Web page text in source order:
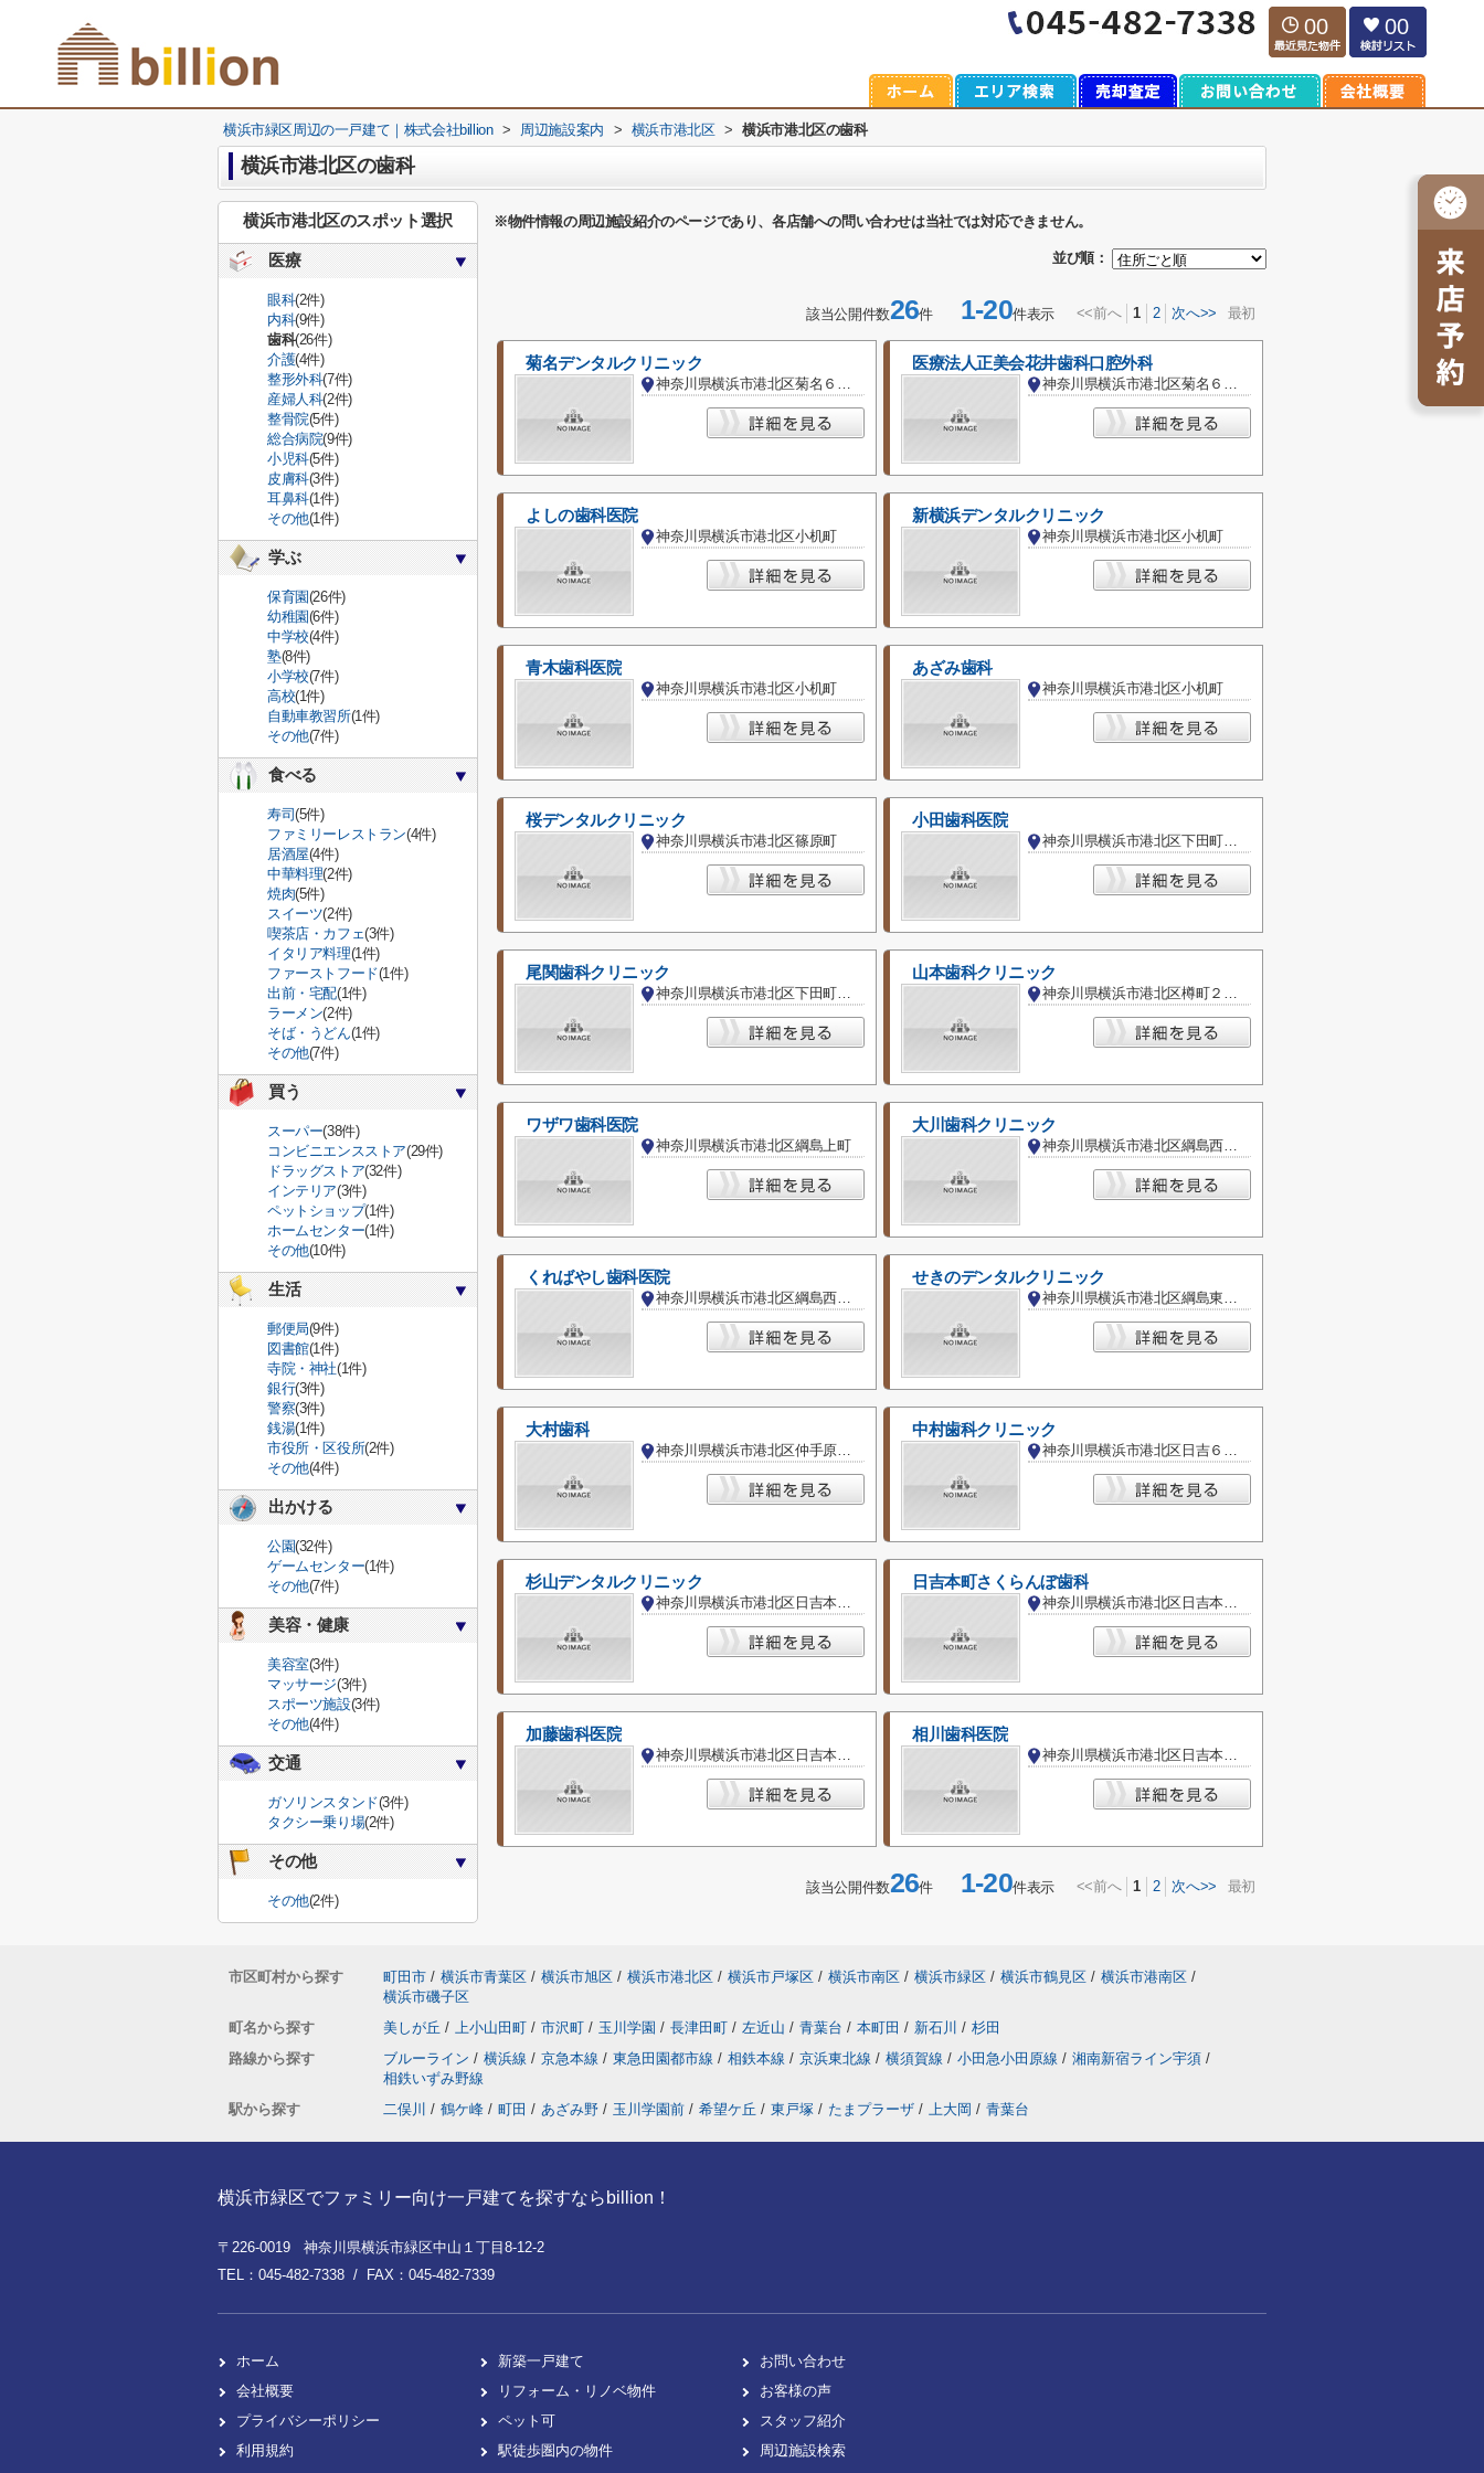
00 00
横浜市緑区周辺の一戸建て｜株式会社billion > 周辺施設案内 > 横浜市港北区 > 横浜市港北区の歯科
横浜市港北区の歯科
※物件情報の周辺施設紹介のページであり、各店舗への問い合わせは当社では対応できません。
並び順：
該当公開件数26件1-20件表示 <<前へ 1 2 次へ>> 最初
菊名デンタルクリニック
神奈川県横浜市港北区菊名６丁目
医療法人正美会花井歯科口腔外科
神奈川県横浜市港北区菊名６丁目
よしの歯科医院
神奈川県横浜市港北区小机町
新横浜デンタルクリニック
神奈川県横浜市港北区小机町
青木歯科医院
神奈川県横浜市港北区小机町
あざみ歯科
神奈川県横浜市港北区小机町
桜デンタルクリニック
神奈川県横浜市港北区篠原町
小田歯科医院
神奈川県横浜市港北区下田町２丁目
尾関歯科クリニック
神奈川県横浜市港北区下田町３丁目
山本歯科クリニック
神奈川県横浜市港北区樽町２丁目
ワザワ歯科医院
神奈川県横浜市港北区綱島上町
大川歯科クリニック
神奈川県横浜市港北区綱島西２丁目
くればやし歯科医院
神奈川県横浜市港北区綱島西３丁目
せきのデンタルクリニック
神奈川県横浜市港北区綱島東１丁目
大村歯科
神奈川県横浜市港北区仲手原２丁目
中村歯科クリニック
神奈川県横浜市港北区日吉６丁目
杉山デンタルクリニック
神奈川県横浜市港北区日吉本町１丁目
日吉本町さくらんぼ歯科
神奈川県横浜市港北区日吉本町３丁目
加藤歯科医院
神奈川県横浜市港北区日吉本町３丁目
相川歯科医院
神奈川県横浜市港北区日吉本町５丁目
該当公開件数26件1-20件表示 <<前へ 1 2 次へ>> 最初
横浜市港北区のスポット選択
医療
眼科(2件)
内科(9件)
歯科(26件)
介護(4件)
整形外科(7件)
産婦人科(2件)
整骨院(5件)
総合病院(9件)
小児科(5件)
皮膚科(3件)
耳鼻科(1件)
その他(1件)
学ぶ
保育園(26件)
幼稚園(6件)
中学校(4件)
塾(8件)
小学校(7件)
高校(1件)
自動車教習所(1件)
その他(7件)
食べる
寿司(5件)
ファミリーレストラン(4件)
居酒屋(4件)
中華料理(2件)
焼肉(5件)
スイーツ(2件)
喫茶店・カフェ(3件)
イタリア料理(1件)
ファーストフード(1件)
出前・宅配(1件)
ラーメン(2件)
そば・うどん(1件)
その他(7件)
買う
スーパー(38件)
コンビニエンスストア(29件)
ドラッグストア(32件)
インテリア(3件)
ペットショップ(1件)
ホームセンター(1件)
その他(10件)
生活
郵便局(9件)
図書館(1件)
寺院・神社(1件)
銀行(3件)
警察(3件)
銭湯(1件)
市役所・区役所(2件)
その他(4件)
出かける
公園(32件)
ゲームセンター(1件)
その他(7件)
美容・健康
美容室(3件)
マッサージ(3件)
スポーツ施設(3件)
その他(4件)
交通
ガソリンスタンド(3件)
タクシー乗り場(2件)
その他
その他(2件)
市区町村から探す 町田市 / 横浜市青葉区 / 横浜市旭区 / 横浜市港北区 / 横浜市戸塚区 / 横浜市南区 / 横浜市緑区 / 横浜市鶴見区 / 横浜市港南区 /
横浜市磯子区
町名から探す
美しが丘 / 上小山田町 / 市沢町 / 玉川学園 / 長津田町 / 左近山 / 青葉台 / 本町田 / 新石川 / 杉田
路線から探す
ブルーライン / 横浜線 / 京急本線 / 東急田園都市線 / 相鉄本線 / 京浜東北線 / 横須賀線 / 小田急小田原線 / 湘南新宿ライン宇須 /
相鉄いずみ野線
駅から探す
二俣川 / 鶴ケ峰 / 町田 / あざみ野 / 玉川学園前 / 希望ケ丘 / 東戸塚 / たまプラーザ / 上大岡 / 青葉台
横浜市緑区でファミリー向け一戸建てを探すならbillion！
〒226-0019 神奈川県横浜市緑区中山１丁目8-12-2
TEL：045-482-7338 / FAX：045-482-7339
ホーム
会社概要
プライバシーポリシー
利用規約
新築一戸建て
リフォーム・リノベ物件
ペット可
駅徒歩圏内の物件
お問い合わせ
お客様の声
スタッフ紹介
周辺施設検索